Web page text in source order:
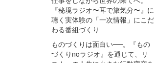
『秘境ラジオ〜耳で旅気分〜』に
聴く実体験の「一次情報」にこだ
わる番組づくり
ものづくりは面白い──。『もの
づくりnoラジオ』を通じて、リ